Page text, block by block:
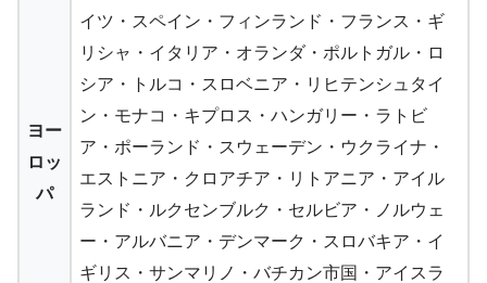
ヨー
ロッ
パ
イツ ・ スペイン ・フィンランド・ フランス ・ギ
リシャ・ イタリア ・ オランダ・ポルトガル・ロ
シア・トルコ・スロベニア・リヒテンシュタイ
ン・モナコ・キプロス・ハンガリー・ラトビ
ア・ポーランド・スウェーデン・ウクライナ・
エストニア・クロアチア・リトアニア・アイル
ランド・ルクセンブルク・セルビア・ノルウェ
ー・アルバニア・デンマーク・スロバキア・イ
ギリス・サンマリノ・バチカン市国・アイスラ